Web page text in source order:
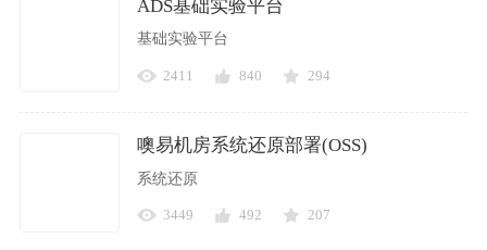
ADS基础实验平台
基础实验平台
2411 840 294
噢易机房系统还原部署(OSS)
系统还原
3449 492 207